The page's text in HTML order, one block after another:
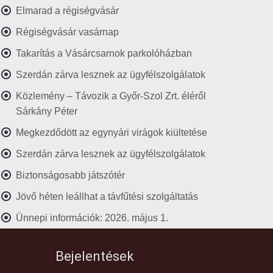
Elmarad a régiségvásár
Régiségvásár vasárnap
Takarítás a Vásárcsarnok parkolóházban
Szerdán zárva lesznek az ügyfélszolgálatok
Közlemény – Távozik a Győr-Szol Zrt. éléről
Sárkány Péter
Megkezdődött az egynyári virágok kiültetése
Szerdán zárva lesznek az ügyfélszolgálatok
Biztonságosabb játszótér
Jövő héten leállhat a távfűtési szolgáltatás
Ünnepi információk: 2026. május 1.
Bejelentések